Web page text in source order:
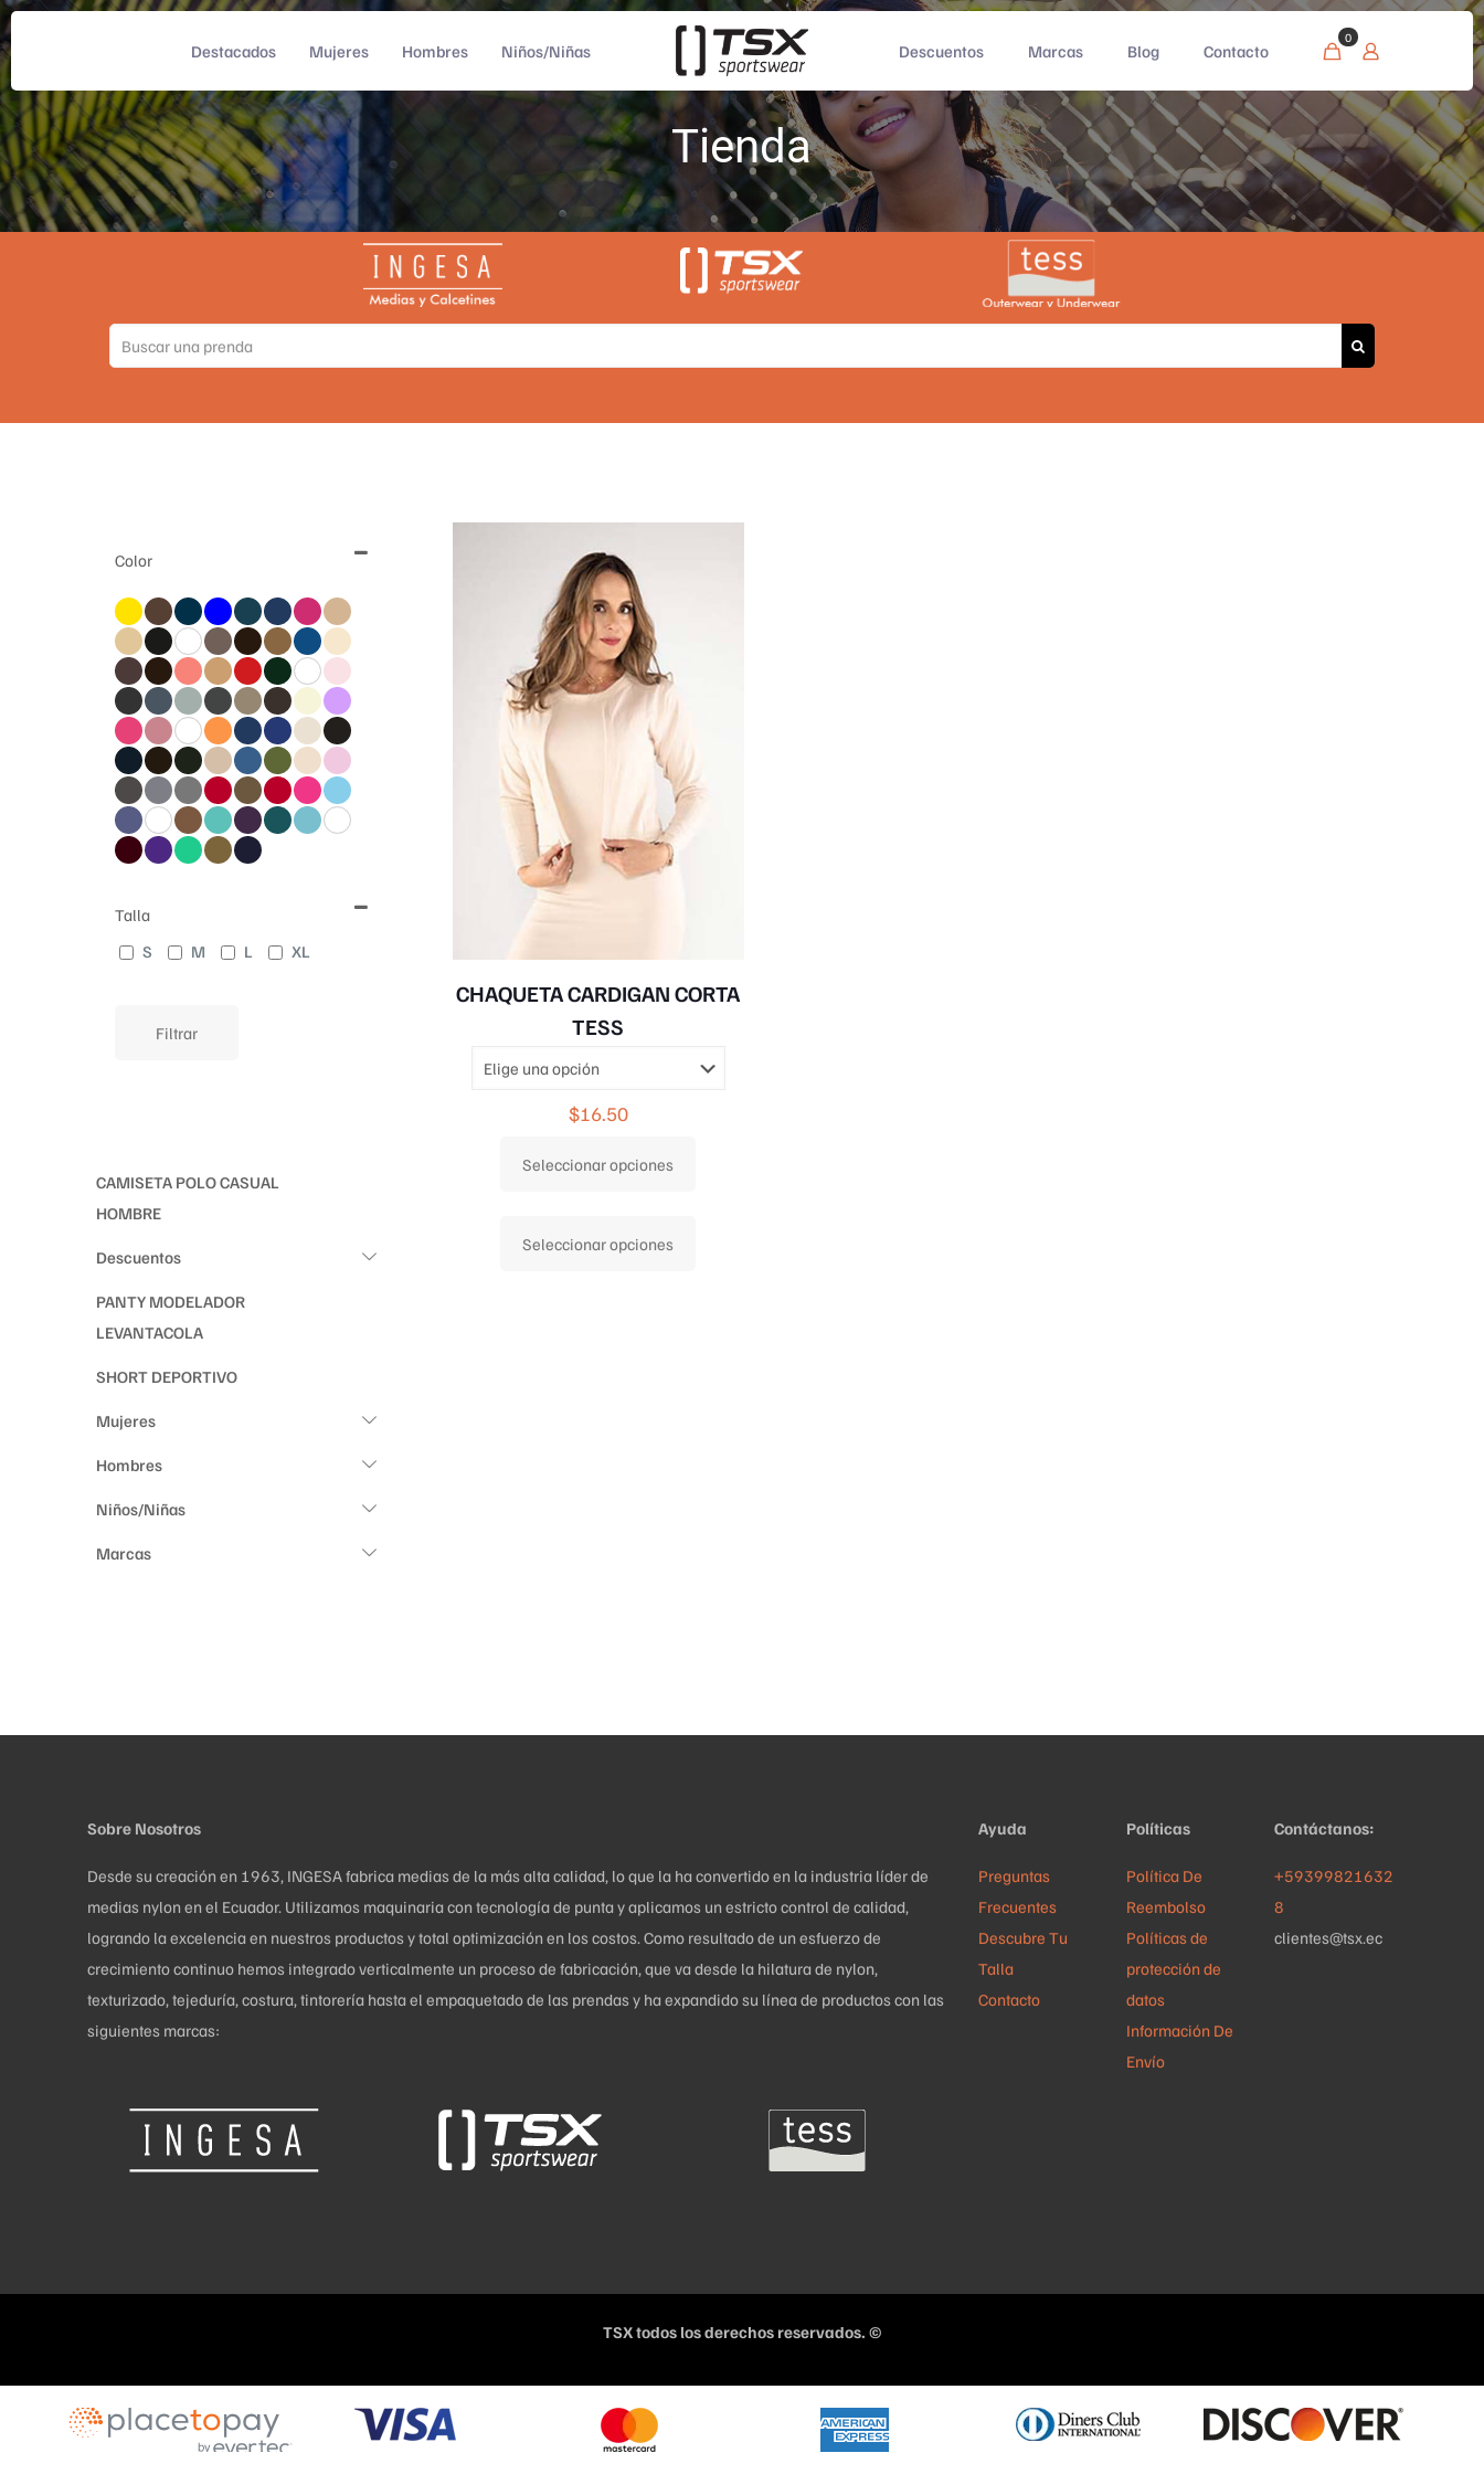
Destacados Mujeres Hombres Niños/Niñas Descuentos Marcas Blog Contacto
0
Tienda
Color
Talla
S
M L XL
Filtrar
CAMISETA POLO CASUAL
HOMBRE
Descuentos
PANTY MODELADOR
LEVANTACOLA
SHORT DEPORTIVO
Mujeres
Hombres
Niños/Niñas
Marcas
CHAQUETA CARDIGAN CORTA
TESS
$16.50
Seleccionar opciones
Seleccionar opciones
Sobre Nosotros
Desde su creación en 1963, INGESA fabrica medias de la más alta calidad, lo que la ha convertido en la industria líder de
medias nylon en el Ecuador. Utilizamos maquinaria con tecnología de punta y aplicamos un estricto control de calidad,
logrando la excelencia en nuestros productos y total optimización en los costos. Como resultado de un esfuerzo de
crecimiento continuo hemos integrado verticalmente un proceso de fabricación, que va desde la hilatura de nylon,
texturizado, tejeduría, costura, tintorería hasta el empaquetado de las prendas y ha expandido su línea de productos con las
siguientes marcas:
Ayuda
Preguntas
Frecuentes
Descubre Tu
Talla
Contacto
Políticas
Política De
Reembolso
Políticas de
protección de
datos
Información De
Envío
Contáctanos:
+59399821632
8
clientes@tsx.ec
TSX todos los derechos reservados. ©